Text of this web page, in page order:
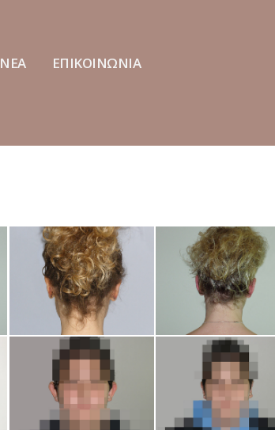
ΝΕΑ ΕΠΙΚΟΙΝΩΝΙΑ